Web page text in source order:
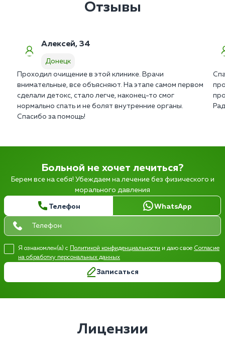
Отзывы
Алексей, 34
Донецк
Проходил очищение в этой клинике. Врачи
внимательные, все объясняют. На этапе самом первом
сделали детокс, стало легче, наконец-то смог
нормально спать и не болят внутренние органы.
Спасибо за помощь!
Больной не хочет лечиться?
Берем все на себя! Убеждаем на лечение без физического и
морального давления
Телефон WhatsApp
Я ознакомлен(а) с Политикой конфиденциальности и даю свое Согласие
на обработку персональных данных
Записаться
Лицензии